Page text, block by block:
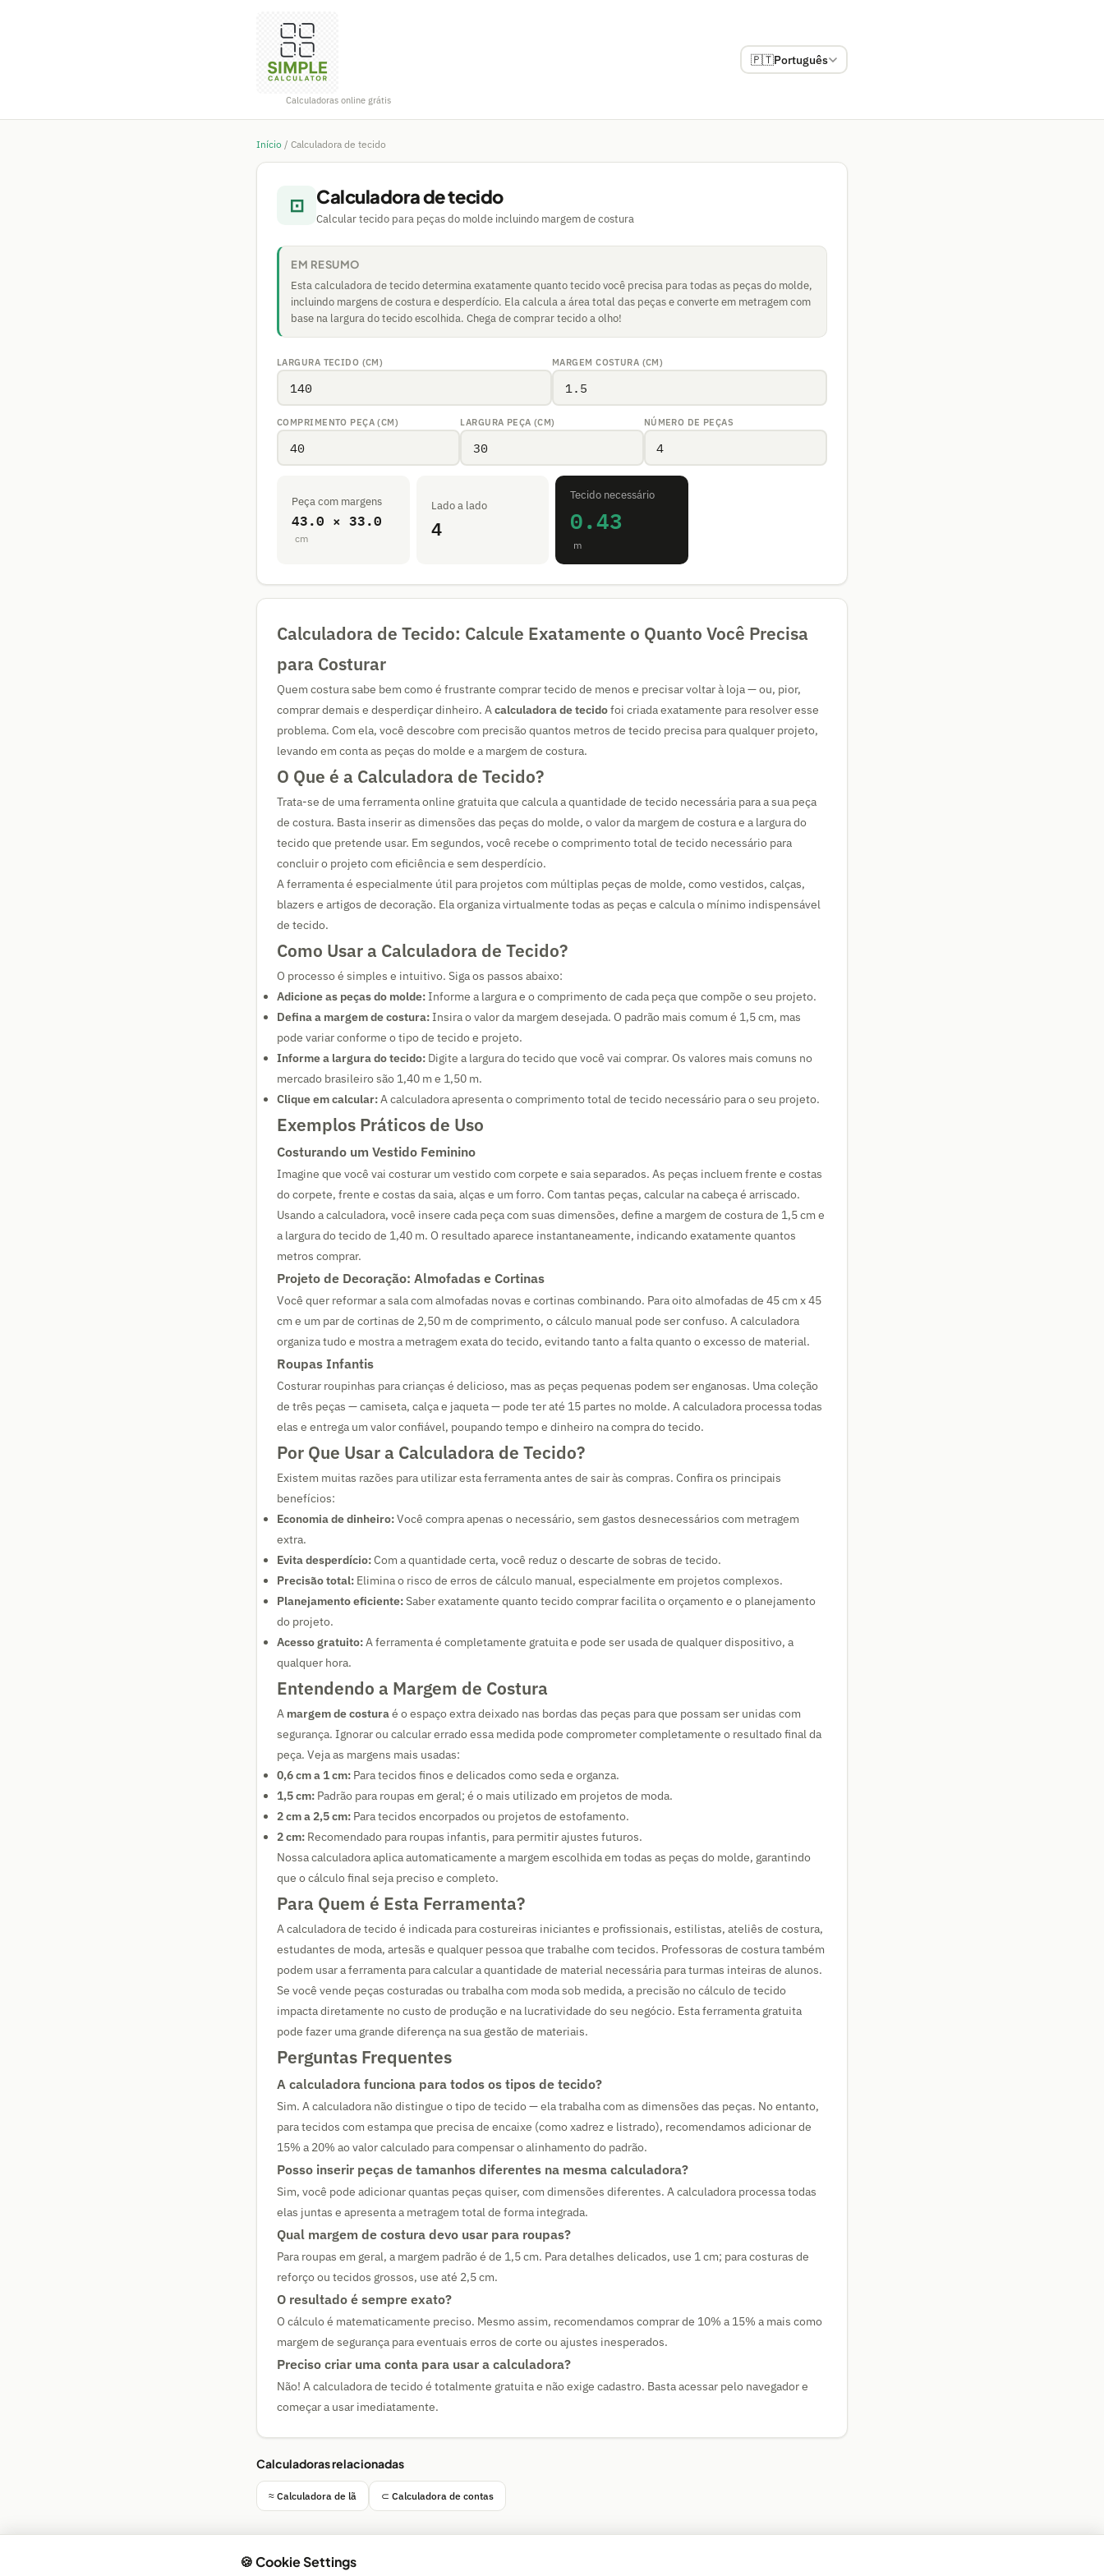
Calculadoras online grátis
🇵🇹Português
Início / Calculadora de tecido
⊡ Calculadora de tecido
Calcular tecido para peças do molde incluindo margem de costura
EM RESUMO
Esta calculadora de tecido determina exatamente quanto tecido você precisa para todas as peças do molde,
incluindo margens de costura e desperdício. Ela calcula a área total das peças e converte em metragem com
base na largura do tecido escolhida. Chega de comprar tecido a olho!
LARGURA TECIDO (CM) MARGEM COSTURA (CM)
COMPRIMENTO PEÇA (CM) LARGURA PEÇA (CM) NÚMERO DE PEÇAS
Peça com margens
43.0 × 33.0
cm
Lado a lado
4
Tecido necessário
0.43
m
Calculadora de Tecido: Calcule Exatamente o Quanto Você Precisa
para Costurar
Quem costura sabe bem como é frustrante comprar tecido de menos e precisar voltar à loja — ou, pior,
comprar demais e desperdiçar dinheiro. Acalculadora de tecidofoi criada exatamente para resolver esse
problema. Com ela, você descobre com precisão quantos metros de tecido precisa para qualquer projeto,
levando em conta as peças do molde e a margem de costura.
O Que é a Calculadora de Tecido?
Trata-se de uma ferramenta online gratuita que calcula a quantidade de tecido necessária para a sua peça
de costura. Basta inserir as dimensões das peças do molde, o valor da margem de costura e a largura do
tecido que pretende usar. Em segundos, você recebe o comprimento total de tecido necessário para
concluir o projeto com eficiência e sem desperdício.
A ferramenta é especialmente útil para projetos com múltiplas peças de molde, como vestidos, calças,
blazers e artigos de decoração. Ela organiza virtualmente todas as peças e calcula o mínimo indispensável
de tecido.
Como Usar a Calculadora de Tecido?
O processo é simples e intuitivo. Siga os passos abaixo:
Adicione as peças do molde:Informe a largura e o comprimento de cada peça que compõe o seu projeto.
Defina a margem de costura:Insira o valor da margem desejada. O padrão mais comum é 1,5 cm, mas
pode variar conforme o tipo de tecido e projeto.
Informe a largura do tecido: Digite a largura do tecido que você vai comprar. Os valores mais comuns no
mercado brasileiro são 1,40 m e 1,50 m.
Clique em calcular:A calculadora apresenta o comprimento total de tecido necessário para o seu projeto.
Exemplos Práticos de Uso
Costurando um Vestido Feminino
Imagine que você vai costurar um vestido com corpete e saia separados. As peças incluem frente e costas
do corpete, frente e costas da saia, alças e um forro. Com tantas peças, calcular na cabeça é arriscado.
Usando a calculadora, você insere cada peça com suas dimensões, define a margem de costura de 1,5 cm e
a largura do tecido de 1,40 m. O resultado aparece instantaneamente, indicando exatamente quantos
metros comprar.
Projeto de Decoração: Almofadas e Cortinas
Você quer reformar a sala com almofadas novas e cortinas combinando. Para oito almofadas de 45 cm x 45
cm e um par de cortinas de 2,50 m de comprimento, o cálculo manual pode ser confuso. A calculadora
organiza tudo e mostra a metragem exata do tecido, evitando tanto a falta quanto o excesso de material.
Roupas Infantis
Costurar roupinhas para crianças é delicioso, mas as peças pequenas podem ser enganosas. Uma coleção
de três peças — camiseta, calça e jaqueta — pode ter até 15 partes no molde. A calculadora processa todas
elas e entrega um valor confiável, poupando tempo e dinheiro na compra do tecido.
Por Que Usar a Calculadora de Tecido?
Existem muitas razões para utilizar esta ferramenta antes de sair às compras. Confira os principais
benefícios:
Economia de dinheiro:Você compra apenas o necessário, sem gastos desnecessários com metragem
extra.
Evita desperdício:Com a quantidade certa, você reduz o descarte de sobras de tecido.
Precisão total: Elimina o risco de erros de cálculo manual, especialmente em projetos complexos.
Planejamento eficiente:Saber exatamente quanto tecido comprar facilita o orçamento e o planejamento
do projeto.
Acesso gratuito:A ferramenta é completamente gratuita e pode ser usada de qualquer dispositivo, a
qualquer hora.
Entendendo a Margem de Costura
A margem de costuraé o espaço extra deixado nas bordas das peças para que possam ser unidas com
segurança. Ignorar ou calcular errado essa medida pode comprometer completamente o resultado final da
peça. Veja as margens mais usadas:
0,6 cm a 1 cm: Para tecidos finos e delicados como seda e organza.
1,5 cm: Padrão para roupas em geral; é o mais utilizado em projetos de moda.
2 cm a 2,5 cm: Para tecidos encorpados ou projetos de estofamento.
2 cm: Recomendado para roupas infantis, para permitir ajustes futuros.
Nossa calculadora aplica automaticamente a margem escolhida em todas as peças do molde, garantindo
que o cálculo final seja preciso e completo.
Para Quem é Esta Ferramenta?
A calculadora de tecido é indicada para costureiras iniciantes e profissionais, estilistas, ateliês de costura,
estudantes de moda, artesãs e qualquer pessoa que trabalhe com tecidos. Professoras de costura também
podem usar a ferramenta para calcular a quantidade de material necessária para turmas inteiras de alunos.
Se você vende peças costuradas ou trabalha com moda sob medida, a precisão no cálculo de tecido
impacta diretamente no custo de produção e na lucratividade do seu negócio. Esta ferramenta gratuita
pode fazer uma grande diferença na sua gestão de materiais.
Perguntas Frequentes
A calculadora funciona para todos os tipos de tecido?
Sim. A calculadora não distingue o tipo de tecido — ela trabalha com as dimensões das peças. No entanto,
para tecidos com estampa que precisa de encaixe (como xadrez e listrado), recomendamos adicionar de
15% a 20% ao valor calculado para compensar o alinhamento do padrão.
Posso inserir peças de tamanhos diferentes na mesma calculadora?
Sim, você pode adicionar quantas peças quiser, com dimensões diferentes. A calculadora processa todas
elas juntas e apresenta a metragem total de forma integrada.
Qual margem de costura devo usar para roupas?
Para roupas em geral, a margem padrão é de 1,5 cm. Para detalhes delicados, use 1 cm; para costuras de
reforço ou tecidos grossos, use até 2,5 cm.
O resultado é sempre exato?
O cálculo é matematicamente preciso. Mesmo assim, recomendamos comprar de 10% a 15% a mais como
margem de segurança para eventuais erros de corte ou ajustes inesperados.
Preciso criar uma conta para usar a calculadora?
Não! A calculadora de tecido é totalmente gratuita e não exige cadastro. Basta acessar pelo navegador e
começar a usar imediatamente.
Calculadoras relacionadas
≈ Calculadora de lã ⊂ Calculadora de contas
🍪 Cookie Settings